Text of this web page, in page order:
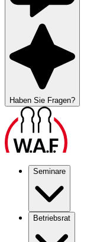
Haben Sie Fragen?
Seminare
Betriebsrat